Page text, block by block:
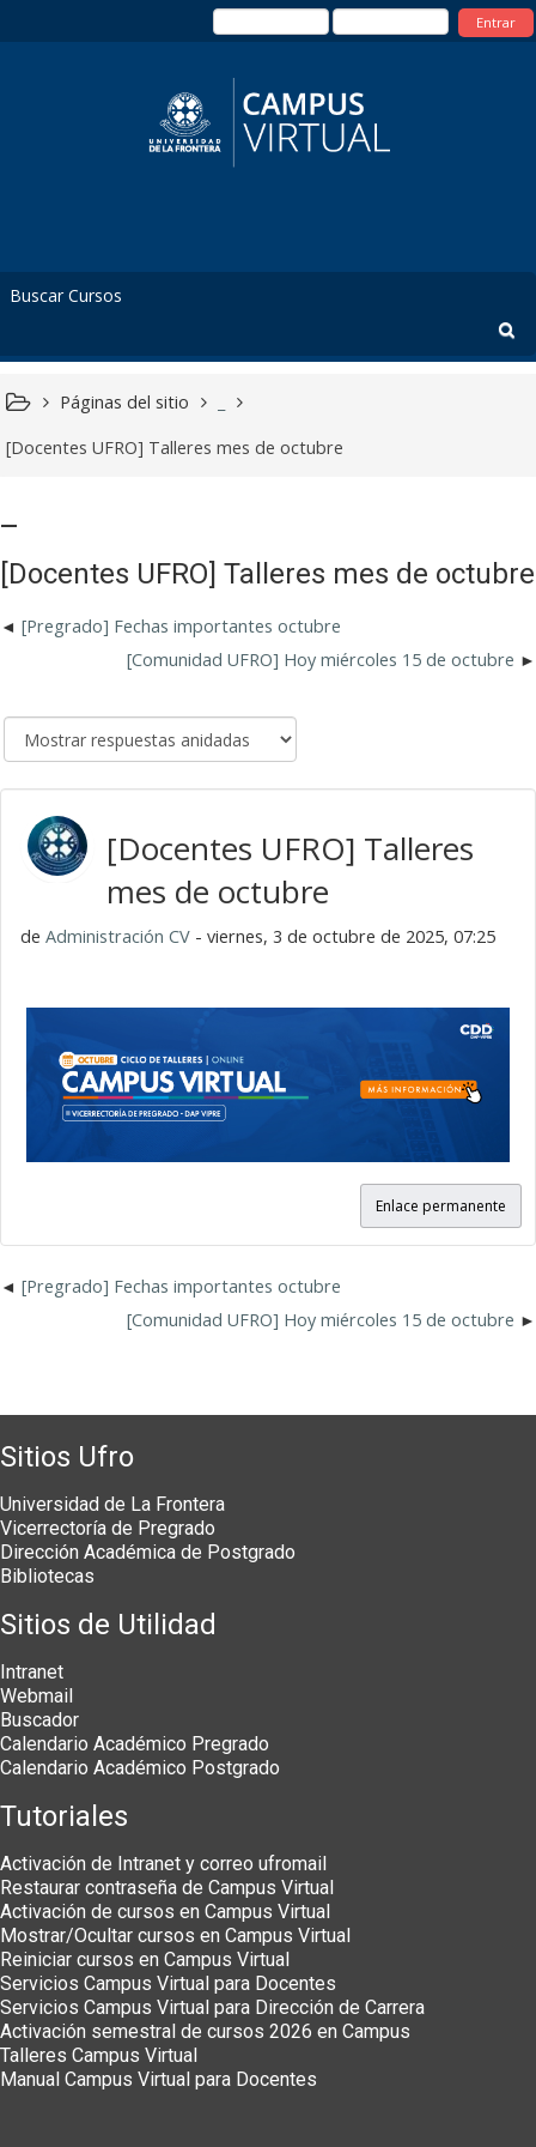
Entrar
Páginas del sitio
[Docentes UFRO] Talleres mes de octubre
[Docentes UFRO] Talleres mes de octubre
[Pregrado] Fechas importantes octubre
[Comunidad UFRO] Hoy miércoles 15 de octubre
[Docentes UFRO] Talleres
mes de octubre
de Administración CV - viernes, 3 de octubre de 2025, 07:25
Enlace permanente
[Pregrado] Fechas importantes octubre
[Comunidad UFRO] Hoy miércoles 15 de octubre
Sitios Ufro
Universidad de La Frontera
Vicerrectoría de Pregrado
Dirección Académica de Postgrado
Bibliotecas
Sitios de Utilidad
Intranet
Webmail
Buscador
Calendario Académico Pregrado
Calendario Académico Postgrado
Tutoriales
Activación de Intranet y correo ufromail
Restaurar contraseña de Campus Virtual
Activación de cursos en Campus Virtual
Mostrar/Ocultar cursos en Campus Virtual
Reiniciar cursos en Campus Virtual
Servicios Campus Virtual para Docentes
Servicios Campus Virtual para Dirección de Carrera
Activación semestral de cursos 2026 en Campus
Talleres Campus Virtual
Manual Campus Virtual para Docentes